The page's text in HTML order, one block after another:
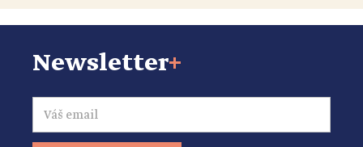
Newsletter+
Email